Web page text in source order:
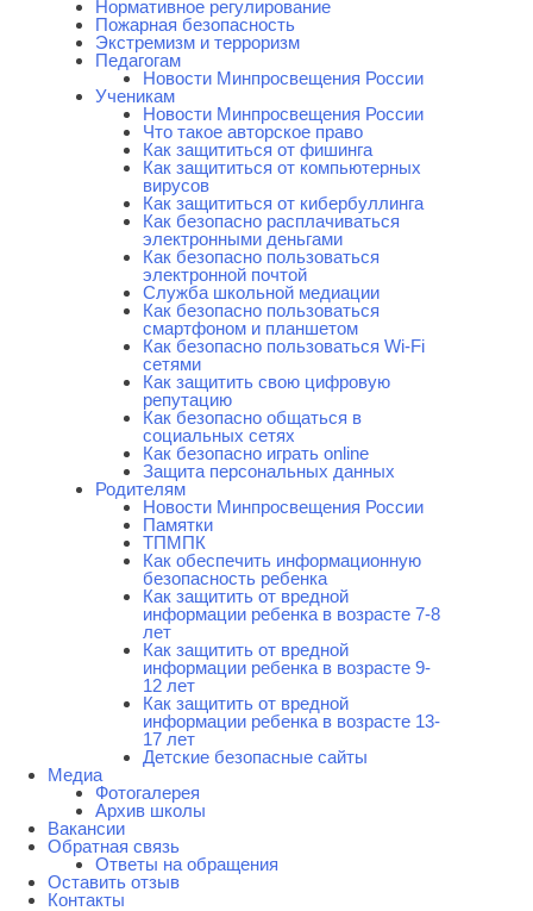
Нормативное регулирование
Пожарная безопасность
Экстремизм и терроризм
Педагогам
Новости Минпросвещения России
Ученикам
Новости Минпросвещения России
Что такое авторское право
Как защититься от фишинга
Как защититься от компьютерных
вирусов
Как защититься от кибербуллинга
Как безопасно расплачиваться
электронными деньгами
Как безопасно пользоваться
электронной почтой
Служба школьной медиации
Как безопасно пользоваться
смартфоном и планшетом
Как безопасно пользоваться Wi-Fi
сетями
Как защитить свою цифровую
репутацию
Как безопасно общаться в
социальных сетях
Как безопасно играть online
Защита персональных данных
Родителям
Новости Минпросвещения России
Памятки
ТПМПК
Как обеспечить информационную
безопасность ребенка
Как защитить от вредной
информации ребенка в возрасте 7-8
лет
Как защитить от вредной
информации ребенка в возрасте 9-
12 лет
Как защитить от вредной
информации ребенка в возрасте 13-
17 лет
Детские безопасные сайты
Медиа
Фотогалерея
Архив школы
Вакансии
Обратная связь
Ответы на обращения
Оставить отзыв
Контакты